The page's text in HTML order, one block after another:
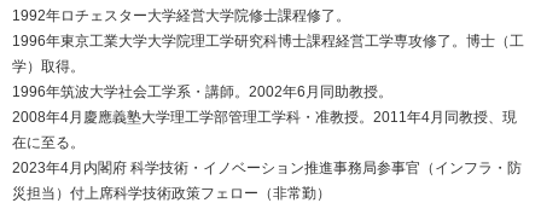
1992年ロチェスター大学経営大学院修士課程修了。
1996年東京工業大学大学院理工学研究科博士課程経営工学専攻修了。博士（工
学）取得。
1996年筑波大学社会工学系・講師。2002年6月同助教授。
2008年4月慶應義塾大学理工学部管理工学科・准教授。2011年4月同教授、現
在に至る。
2023年4月内閣府 科学技術・イノベーション推進事務局参事官（インフラ・防
災担当）付上席科学技術政策フェロー（非常勤）